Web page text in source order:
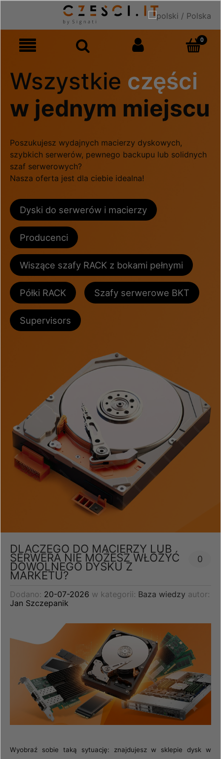
Wszystkie części
w jednym miejscu
Poszukujesz wydajnych macierzy dyskowych,
szybkich serwerów, pewnego backupu lub solidnych
szaf serwerowych?
Nasza oferta jest dla ciebie idealna!
Dyski do serwerów i macierzy
Producenci
Wiszące szafy RACK z bokami pełnymi
Półki RACK Szafy serwerowe BKT
Supervisors
DLACZEGO DO MACIERZY LUB
SERWERA NIE MOŻESZ WŁOŻYĆ
DOWOLNEGO DYSKU Z
MARKETU?
0
Dodano: 20-07-2026 w kategorii: Baza wiedzy autor:
Jan Szczepanik
Wyobraź sobie taką sytuację: znajdujesz w sklepie dysk w